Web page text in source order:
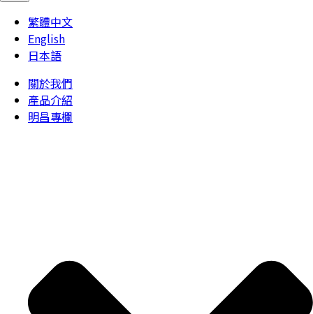
繁體中文
English
日本語
關於我們
產品介紹
明昌專欄